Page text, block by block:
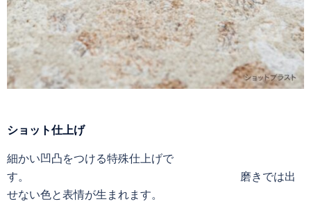
ショット仕上げ
細かい凹凸をつける特殊仕上げで
す。 磨きでは出
せない色と表情が生まれます。